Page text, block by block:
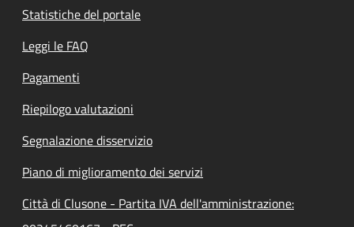
Statistiche del portale
Leggi le FAQ
Pagamenti
Riepilogo valutazioni
Segnalazione disservizio
Piano di miglioramento dei servizi
Città di Clusone - Partita IVA dell'amministrazione: